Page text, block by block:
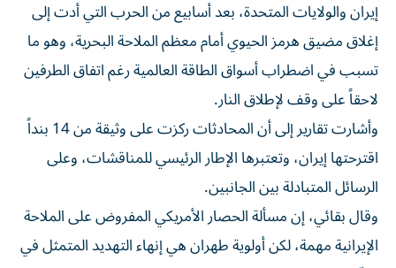
إيران والولايات المتحدة، بعد أسابيع من الحرب التي أدت إلى
إغلاق مضيق هرمز الحيوي أمام معظم الملاحة البحرية، وهو ما
تسبب في اضطراب أسواق الطاقة العالمية رغم اتفاق الطرفين
لاحقاً ⁠على وقف لإطلاق النار.
وأشارت تقارير إلى أن المحادثات ركزت على وثيقة من 14 بنداً
اقترحتها إيران، وتعتبرها الإطار الرئيسي للمناقشات، وعلى
الرسائل المتبادلة بين الجانبين.
وقال بقائي، إن مسألة الحصار الأمريكي المفروض على الملاحة
الإيرانية مهمة، لكن أولوية طهران هي إنهاء التهديد ​المتمثل في